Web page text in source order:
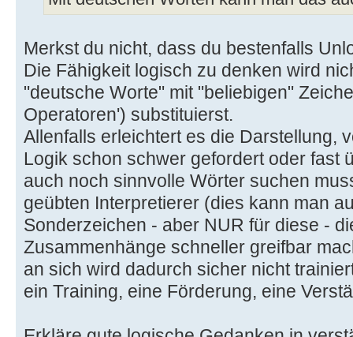
Merkst du nicht, dass du bestenfalls
Die Fähigkeit logisch zu denken wird
"deutsche Worte" mit "beliebigen"
Operatoren') substituierst.
Allenfalls erleichtert es die Darstellung,
Logik schon schwer gefordert oder fast
auch noch sinnvolle Wörter suchen
geübten Interpretierer (dies kann man
Sonderzeichen - aber NUR für diese -
Zusammenhänge schneller greifbar
an sich wird dadurch sicher nicht
ein Training, eine Förderung, eine